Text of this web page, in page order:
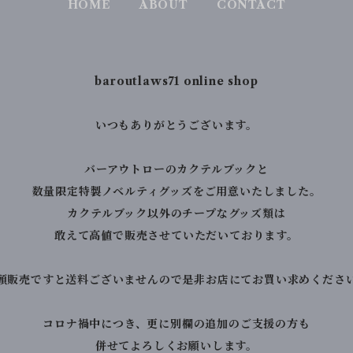
HOME ABOUT CONTACT
baroutlaws71 online shop
いつもありがとうございます。
バーアウトローのカクテルブックと
数量限定特製ノベルティグッズをご用意いたしました。
カクテルブック以外のチープなグッズ類は
敢えて高値で販売させていただいております。
販売ですと送料ございませんので是非お店にてお買い求めくださ
コロナ禍中につき、更に別欄の追加のご支援の方も
併せてよろしくお願いします。